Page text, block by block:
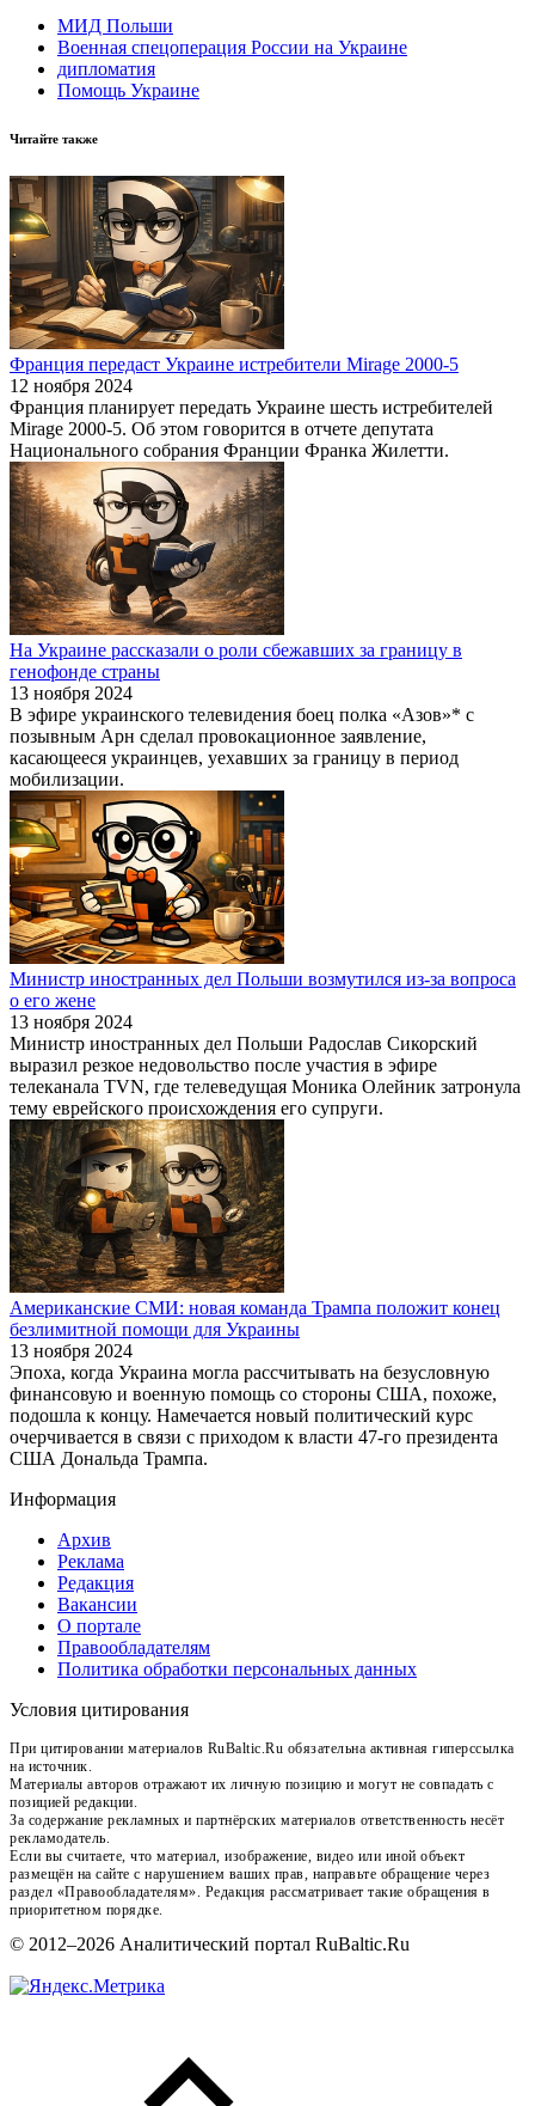
МИД Польши
Военная спецоперация России на Украине
дипломатия
Помощь Украине
Читайте также
Франция передаст Украине истребители Mirage 2000-5
12 ноября 2024
Франция планирует передать Украине шесть истребителей
Mirage 2000-5. Об этом говорится в отчете депутата
Национального собрания Франции Франка Жилетти.
На Украине рассказали о роли сбежавших за границу в
генофонде страны
13 ноября 2024
В эфире украинского телевидения боец полка «Азов»* с
позывным Арн сделал провокационное заявление,
касающееся украинцев, уехавших за границу в период
мобилизации.
Министр иностранных дел Польши возмутился из-за вопроса
о его жене
13 ноября 2024
Министр иностранных дел Польши Радослав Сикорский
выразил резкое недовольство после участия в эфире
телеканала TVN, где телеведущая Моника Олейник затронула
тему еврейского происхождения его супруги.
Американские СМИ: новая команда Трампа положит конец
безлимитной помощи для Украины
13 ноября 2024
Эпоха, когда Украина могла рассчитывать на безусловную
финансовую и военную помощь со стороны США, похоже,
подошла к концу. Намечается новый политический курс
очерчивается в связи с приходом к власти 47-го президента
США Дональда Трампа.
Информация
Архив
Реклама
Редакция
Вакансии
О портале
Правообладателям
Политика обработки персональных данных
Условия цитирования
При цитировании материалов RuBaltic.Ru обязательна активная гиперссылка
на источник.
Материалы авторов отражают их личную позицию и могут не совпадать с
позицией редакции.
За содержание рекламных и партнёрских материалов ответственность несёт
рекламодатель.
Если вы считаете, что материал, изображение, видео или иной объект
размещён на сайте с нарушением ваших прав, направьте обращение через
раздел «Правообладателям». Редакция рассматривает такие обращения в
приоритетном порядке.
© 2012–2026 Аналитический портал RuBaltic.Ru